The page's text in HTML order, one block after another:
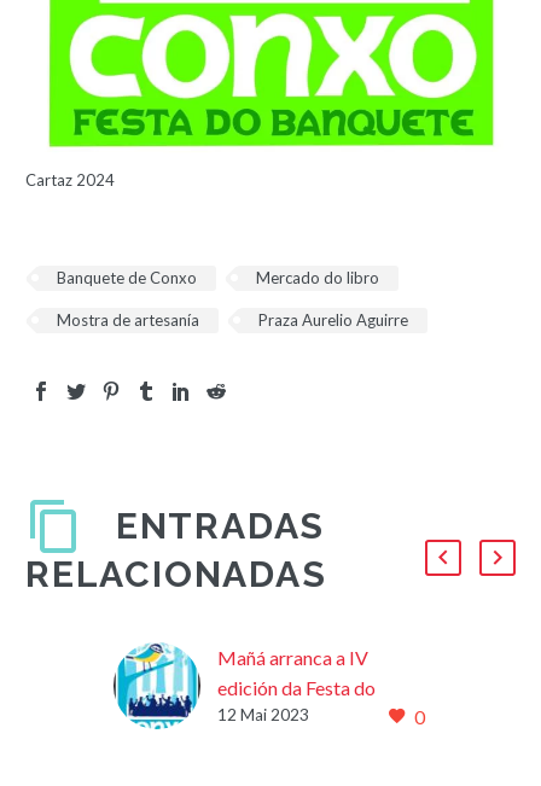
Cartaz 2024
Banquete de Conxo Mercado do libro
Mostra de artesanía Praza Aurelio Aguirre
ENTRADAS
RELACIONADAS
Mañá arranca a IV
edición da Festa do
Banquete de Conxo con 0
12 Mai 2023